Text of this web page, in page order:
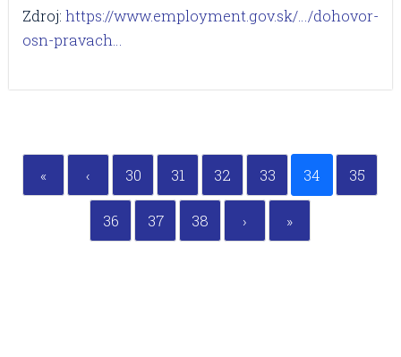
Zdroj: https://www.employment.gov.sk/…/dohovor-
osn-pravach…
« ‹ 30 31 32 33 34 35
36 37 38 › »